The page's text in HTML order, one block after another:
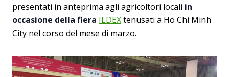
presentati in anteprima agli agricoltori locali in
occasione della fiera ILDEXtenusati a Ho Chi Minh
City nel corso del mese di marzo.